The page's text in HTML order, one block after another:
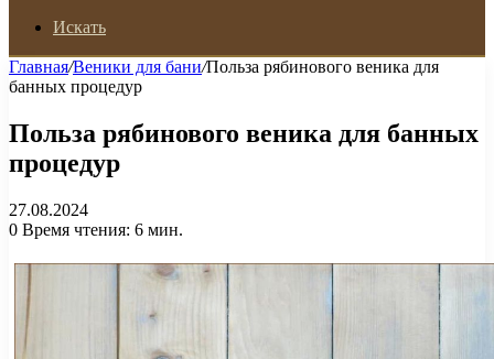
Искать
Главная/Веники для бани/Польза рябинового веника для
банных процедур
Польза рябинового веника для банных
процедур
27.08.2024
0 Время чтения: 6 мин.